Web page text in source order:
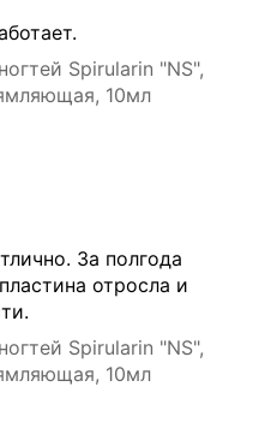
Spirularin "NS",
10мл
За полгода
отросла и
Spirularin "NS",
10мл